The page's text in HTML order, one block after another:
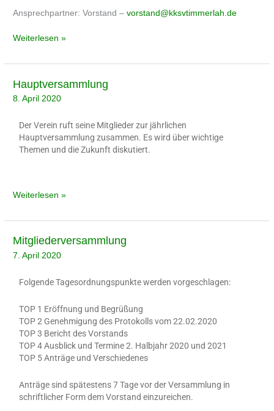
Ansprechpartner: Vorstand –vorstand@kksvtimmerlah.de
Weiterlesen »
Hauptversammlung
8. April 2020
Der Verein ruft seine Mitglieder zur jährlichen
Hauptversammlung zusammen. Es wird über wichtige
Themen und die Zukunft diskutiert.
Hauptversammlung
Weiterlesen »
Mitgliederversammlung
7. April 2020
Folgende Tagesordnungspunkte werden vorgeschlagen:
TOP 1 Eröffnung und Begrüßung
TOP 2 Genehmigung des Protokolls vom 22.02.2020
TOP 3 Bericht des Vorstands
TOP 4 Ausblick und Termine 2. Halbjahr 2020 und 2021
TOP 5 Anträge und Verschiedenes
Anträge sind spätestens 7 Tage vor der Versammlung in
schriftlicher Form dem Vorstand einzureichen.
Mitgliederversammlung